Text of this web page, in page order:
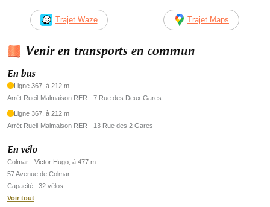
Trajet Waze Trajet Maps
Venir en transports en commun
En bus
Ligne 367, à 212 m
Arrêt Rueil-Malmaison RER - 7 Rue des Deux Gares
Ligne 367, à 212 m
Arrêt Rueil-Malmaison RER - 13 Rue des 2 Gares
En vélo
Colmar - Victor Hugo, à 477 m
57 Avenue de Colmar
Capacité : 32 vélos
Voir tout